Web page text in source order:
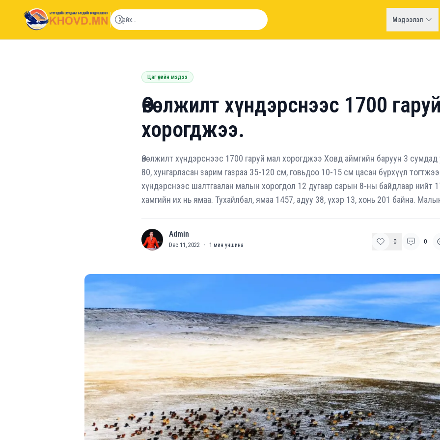
khovd.mn
Мэдээлэл
Цаг үеийн мэдээ
Өвөлжилт хүндэрснээс 1700
хорогджээ.
Өвөлжилт хүндэрснээс 1700 гаруй мал хорогджээ Ховд аймгийн баруун 3
80, хунгарласан зарим газраа 35-120 см, говьдоо 10-15 см цасан бүрхүүл
хүндэрснээс шалтгаалан малын хорогдол 12 дугаар сарын 8-ны байдлаар нийт
хамгийн их нь ямаа. Тухайлбал, ямаа 1457, адуу 38, үхэр 13, хонь 201 байна.
A Admin
Dec 11, 2022 · 1 мин уншина 0 0